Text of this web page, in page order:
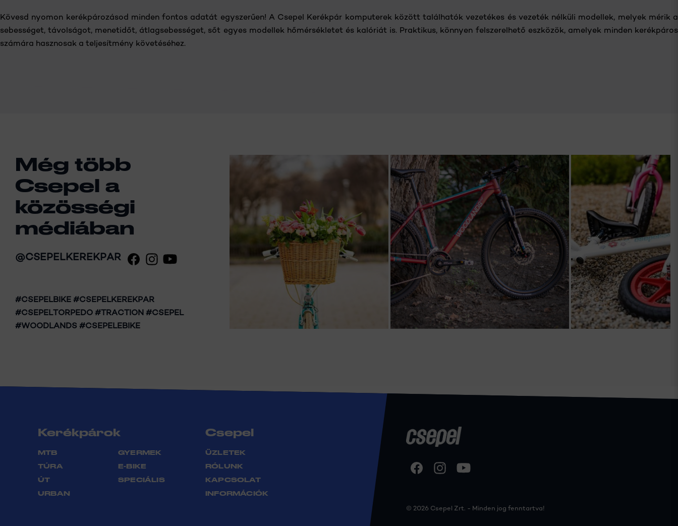
Kövesd nyomon kerékpározásod minden fontos adatát egyszerűen! A Csepel Kerékpár komputerek között találhatók vezetékes és vezeték nélküli modellek, melyek mérik a
sebességet, távolságot, menetidőt, átlagsebességet, sőt egyes modellek hőmérsékletet és kalóriát is. Praktikus, könnyen felszerelhető eszközök, amelyek minden kerékpáros
számára hasznosak a teljesítmény követéséhez.
Még több
Csepel a
közösségi
médiában
@CSEPELKEREKPAR
#CSEPELBIKE #CSEPELKEREKPAR
#CSEPELTORPEDO #TRACTION #CSEPEL
#WOODLANDS #CSEPELEBIKE
Kerékpárok
MTB
TÚRA
ÚT
URBAN
GYERMEK
E-BIKE
SPECIÁLIS
Csepel
ÜZLETEK
RÓLUNK
KAPCSOLAT
INFORMÁCIÓK
© 2026 Csepel Zrt. - Minden jog fenntartva!